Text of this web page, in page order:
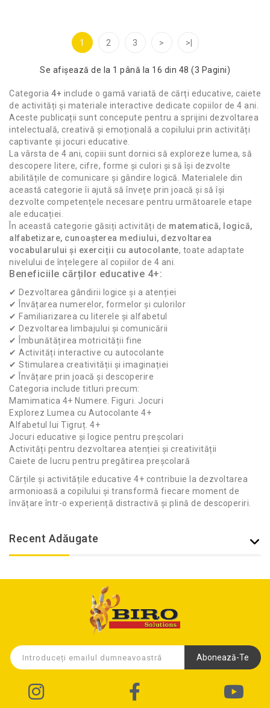
1 2 3 > >|
Se afişează de la 1 până la 16 din 48 (3 Pagini)
Categoria 4+ include o gamă variată de cărți educative, caiete
de activități și materiale interactive dedicate copiilor de 4 ani.
Aceste publicații sunt concepute pentru a sprijini dezvoltarea
intelectuală, creativă și emoțională a copilului prin activități
captivante și jocuri educative.
La vârsta de 4 ani, copiii sunt dornici să exploreze lumea, să
descopere litere, cifre, forme și culori și să își dezvolte
abilitățile de comunicare și gândire logică. Materialele din
această categorie îi ajută să învețe prin joacă și să își
dezvolte competențele necesare pentru următoarele etape
ale educației.
În această categorie găsiți activități de matematică, logică,
alfabetizare, cunoașterea mediului, dezvoltarea
vocabularului și exerciții cu autocolante, toate adaptate
nivelului de înțelegere al copiilor de 4 ani.
Beneficiile cărților educative 4+:
✔ Dezvoltarea gândirii logice și a atenției
✔ Învățarea numerelor, formelor și culorilor
✔ Familiarizarea cu literele și alfabetul
✔ Dezvoltarea limbajului și comunicării
✔ Îmbunătățirea motricității fine
✔ Activități interactive cu autocolante
✔ Stimularea creativității și imaginației
✔ Învățare prin joacă și descoperire
Categoria include titluri precum:
Mamimatica 4+ Numere. Figuri. Jocuri
Explorez Lumea cu Autocolante 4+
Alfabetul lui Tigruț. 4+
Jocuri educative și logice pentru preșcolari
Activități pentru dezvoltarea atenției și creativității
Caiete de lucru pentru pregătirea preșcolară
Cărțile și activitățile educative 4+ contribuie la dezvoltarea
armonioasă a copilului și transformă fiecare moment de
învățare într-o experiență distractivă și plină de descoperiri.
Recent Adăugate
Abonează-Te